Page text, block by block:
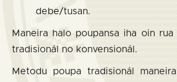
debe/tusan.
Maneira halo poupansa iha oin rua
tradisionál no konvensionál.
Metodu poupa tradisionál